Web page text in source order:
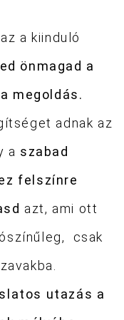
a kiinduló
önmagad a
megoldás.
adnak az
a szabad
felszínre
azt, ami ott
csak
utazás a